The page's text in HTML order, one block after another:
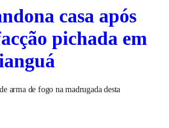
casa após
pichada em
arma de fogo na madrugada desta